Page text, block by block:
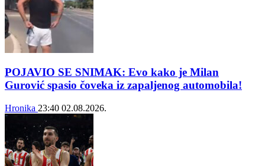
POJAVIO SE SNIMAK: Evo kako je Milan
Gurović spasio čoveka iz zapaljenog automobila!
Hronika 23:40 02.08.2026.